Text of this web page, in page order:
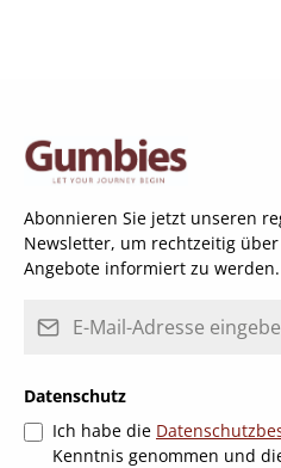
Abonnieren Sie jetzt unseren
Newsletter, um rechtzeitig
Angebote informiert zu werden.
Datenschutz
Ich habe die
Kenntnis genommen und